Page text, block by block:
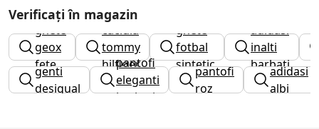
Verificați în magazin
ghete
geox
fete
caciula
tommy
hilfiger
ghete
fotbal
sintetic
adidasi
inalti
barbati
genti
desigual
pantofi
eleganti
barbati
pantofi
roz
adidasi
albi